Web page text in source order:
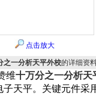
点击放大
之一分析天平外校的详细资
维十万分之一分析天
子天平。关键元件采